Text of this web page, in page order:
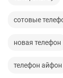
сотовые
новая телефон
телефон айфон